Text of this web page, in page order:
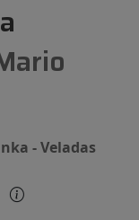
- Veladas